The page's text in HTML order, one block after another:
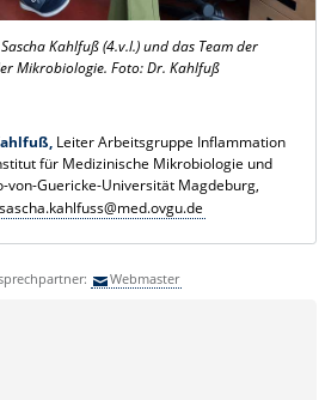
Kahlfuß(4.v.l.) und das Team der
Mikrobiologie. Foto: Dr. Kahlfuß
Leiter Arbeitsgruppe Inflammation
für Medizinische Mikrobiologie und
von-Guericke-Universität Magdeburg,
sascha.kahlfuss@med.ovgu.de
Webmaster